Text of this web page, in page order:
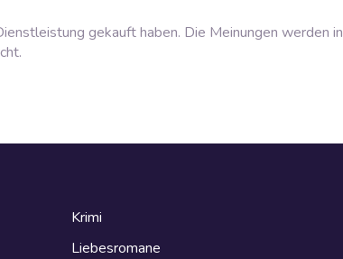
gekauft haben. Die Meinungen werden in
Krimi
Liebesromane